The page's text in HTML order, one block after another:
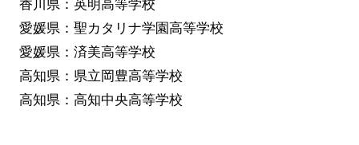
愛媛県：聖カタリナ学園高等学校
愛媛県：済美高等学校
高知県：県立岡豊高等学校
高知県：高知中央高等学校